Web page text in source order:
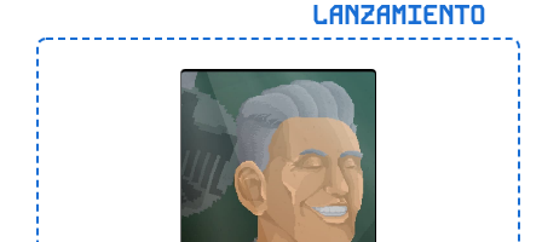
LANZAMIENTO